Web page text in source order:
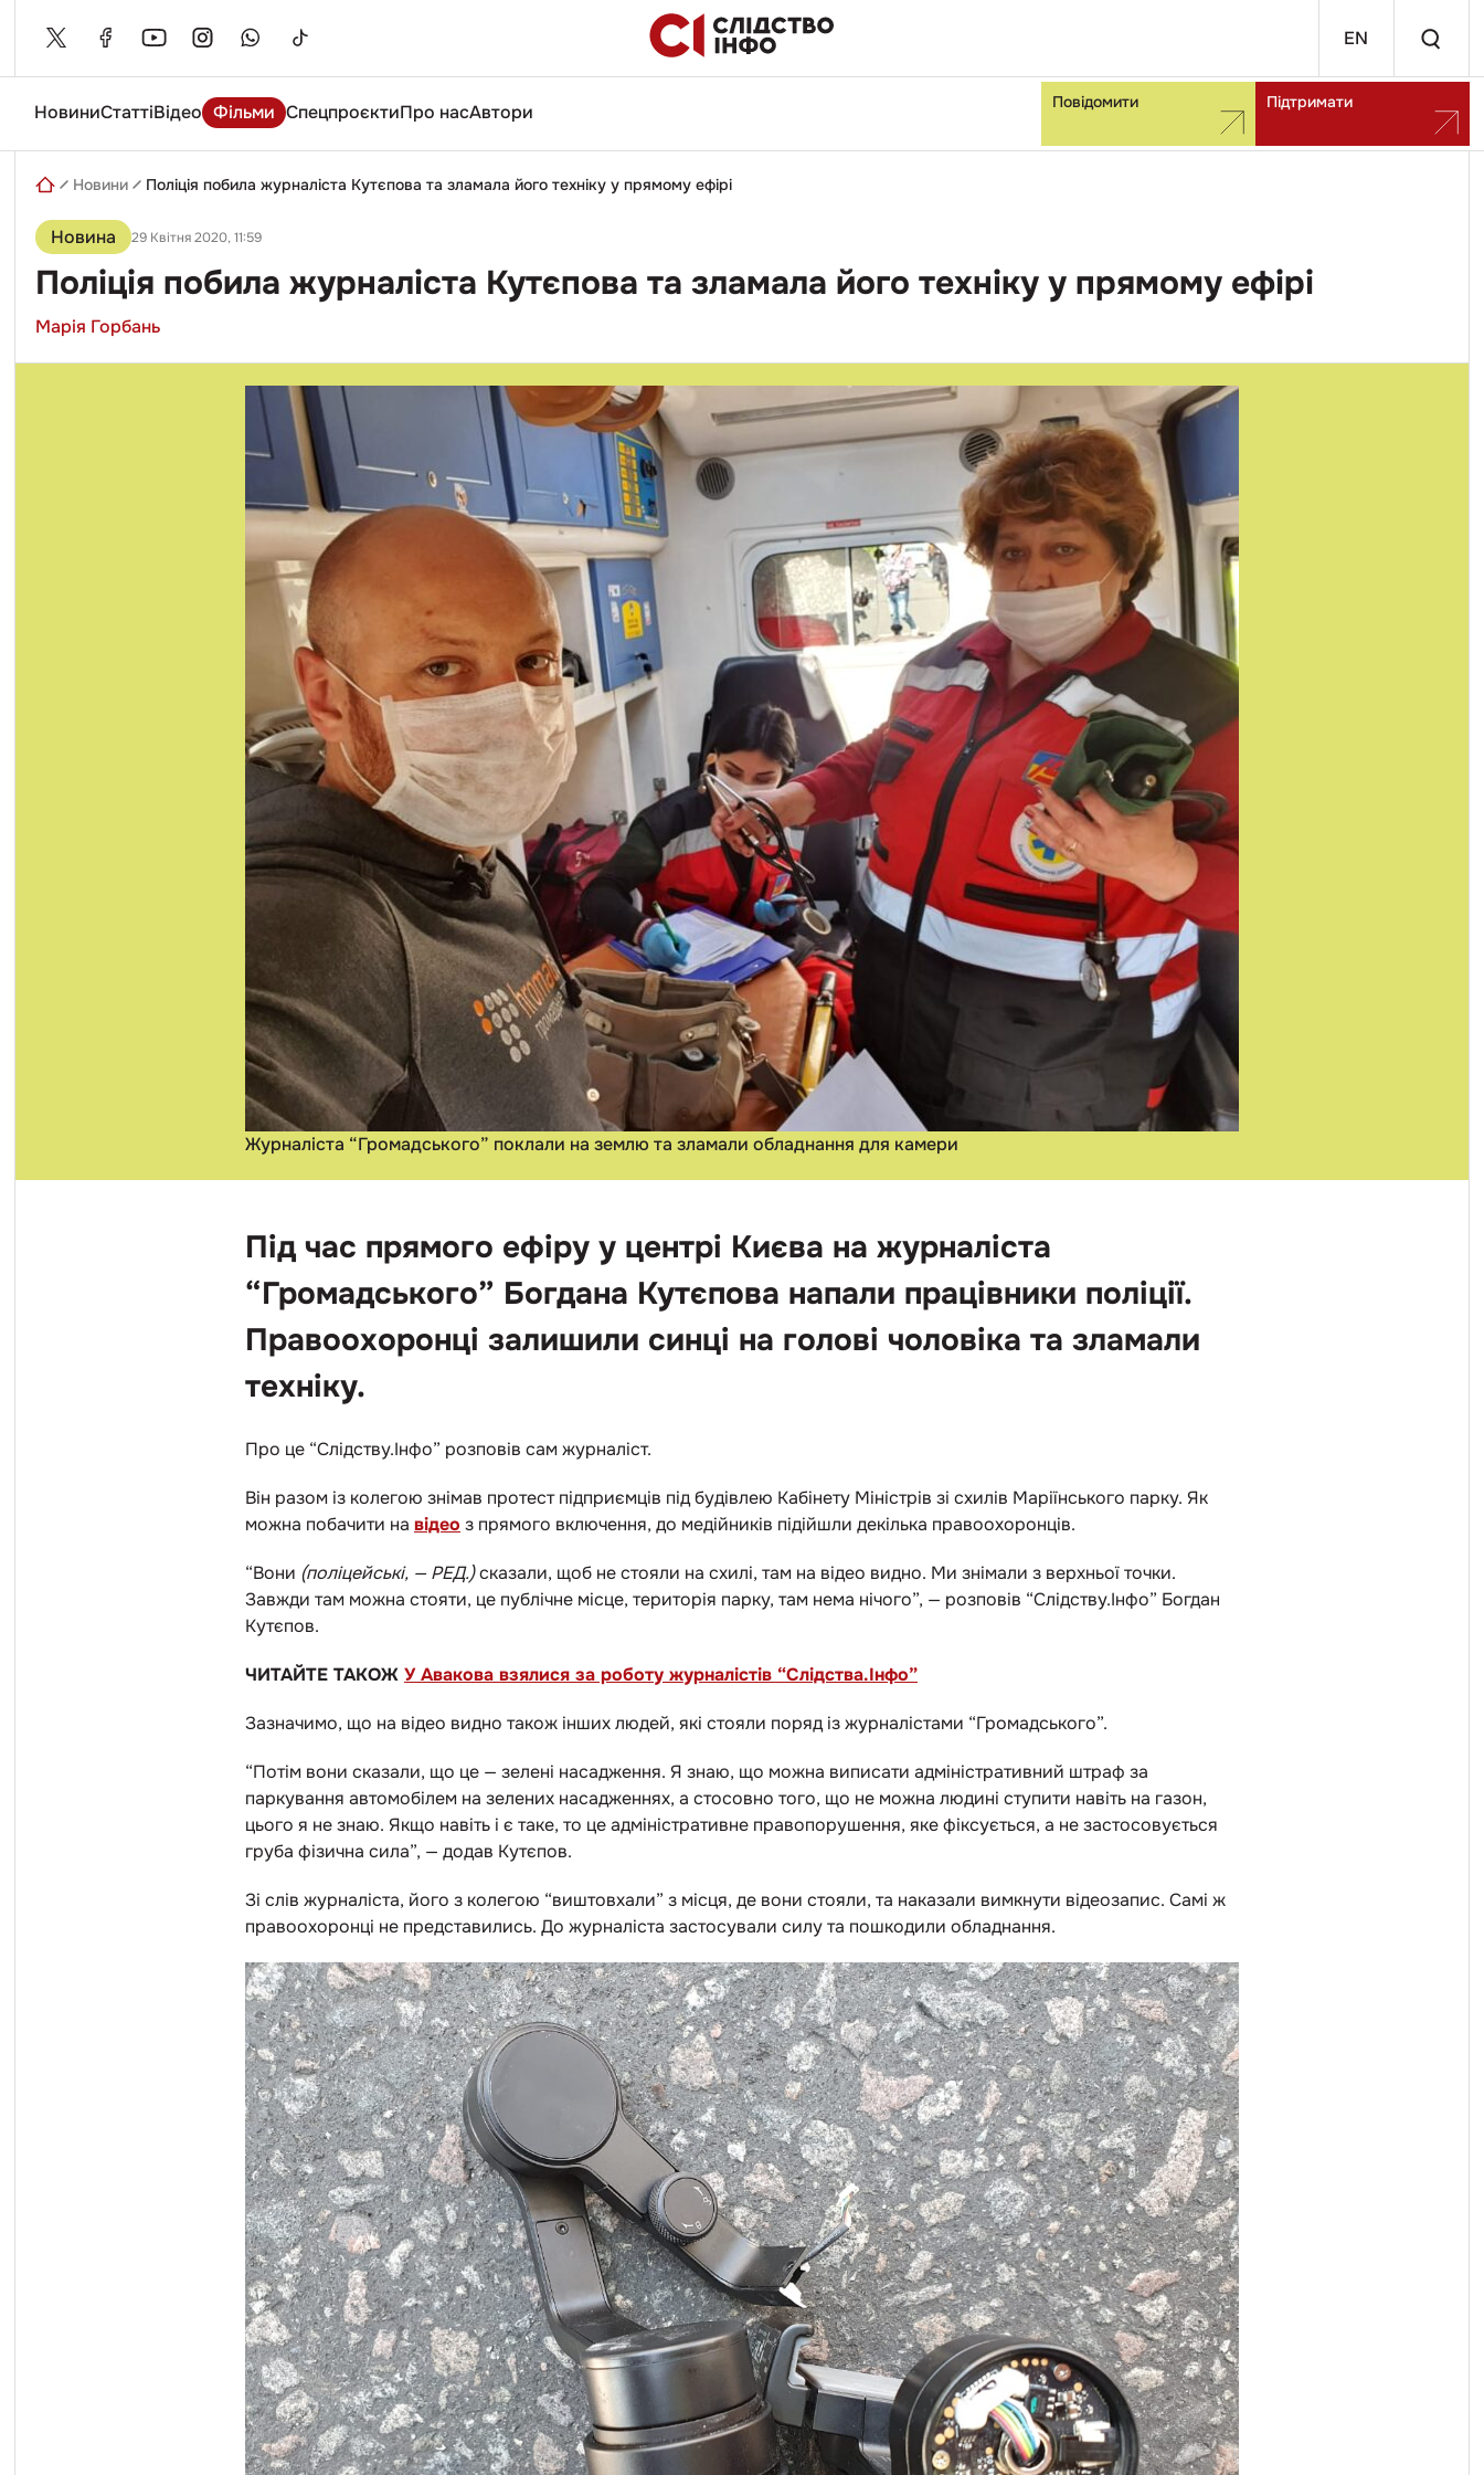
content EN
НовиниСтаттіВідео Фільми СпецпроєктиПро насАвтори Повідомити Підтримати
Введіть
Новини Поліція побила журналіста Кутєпова та зламала його техніку у прямому ефірі
Новина 29 Квітня 2020, 11:59
Поліція побила журналіста Кутєпова та зламала його техніку у прямому ефірі
Марія Горбань
Журналіста “Громадського” поклали на землю та зламали обладнання для камери
Під час прямого ефіру у центрі Києва на журналіста
“Громадського” Богдана Кутєпова напали працівники поліції.
Правоохоронці залишили синці на голові чоловіка та зламали
техніку.
Про це “Слідству.Інфо” розповів сам журналіст.
Він разом із колегою знімав протест підприємців під будівлею Кабінету Міністрів зі схилів Маріїнського парку. Як
можна побачити на відео з прямого включення, до медійників підійшли декілька правоохоронців.
“Вони (поліцейські, — РЕД.)сказали, щоб не стояли на схилі, там на відео видно. Ми знімали з верхньої точки.
Завжди там можна стояти, це публічне місце, територія парку, там нема нічого”, — розповів “Слідству.Інфо” Богдан
Кутєпов.
ЧИТАЙТЕ ТАКОЖ У Авакова взялися за роботу журналістів “Слідства.Інфо”
Зазначимо, що на відео видно також інших людей, які стояли поряд із журналістами “Громадського”.
“Потім вони сказали, що це — зелені насадження. Я знаю, що можна виписати адміністративний штраф за
паркування автомобілем на зелених насадженнях, а стосовно того, що не можна людині ступити навіть на газон,
цього я не знаю. Якщо навіть і є таке, то це адміністративне правопорушення, яке фіксується, а не застосовується
груба фізична сила”, — додав Кутєпов.
Зі слів журналіста, його з колегою “виштовхали” з місця, де вони стояли, та наказали вимкнути відеозапис. Самі ж
правоохоронці не представились. До журналіста застосували силу та пошкодили обладнання.